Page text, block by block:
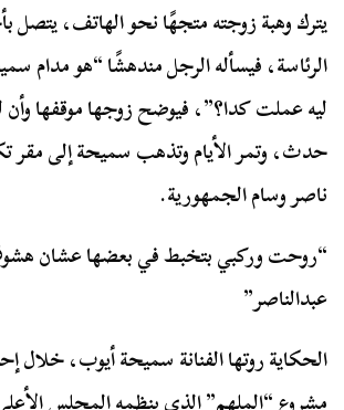
يترك وهبة زوجته متجهًا نحو الهاتف،
الرئاسة، فيسأله الرجل مندهشًا “هو مدام
ليه عملت كدا؟”، فيوضح زوجها موقفها
حدث، وتمر الأيام وتذهب سميحة إلى مقر
ناصر وسام الجمهورية.
“روحت وركبي بتخبط في بعضها عشان
عبدالناصر”
الحكاية روتها الفنانة سميحة أيوب،